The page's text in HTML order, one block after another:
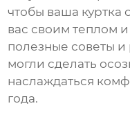
чтобы ваша куртка
вас своим теплом
полезные советы
могли сделать
наслаждаться
года.